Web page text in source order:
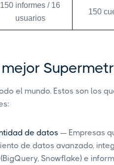
150 informes / 16
usuarios
150
el mundo. Estos son los
de datos — Empresas
de datos avanzado,
Snowflake) e